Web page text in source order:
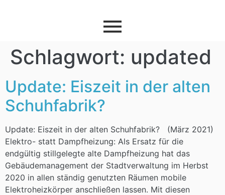
Schlagwort: updated
Update: Eiszeit in der alten
Schuhfabrik?
Update: Eiszeit in der alten Schuhfabrik? (März 2021)
Elektro- statt Dampfheizung: Als Ersatz für die
endgültig stillgelegte alte Dampfheizung hat das
Gebäudemanagement der Stadtverwaltung im Herbst
2020 in allen ständig genutzten Räumen mobile
Elektroheizkörper anschließen lassen. Mit diesen